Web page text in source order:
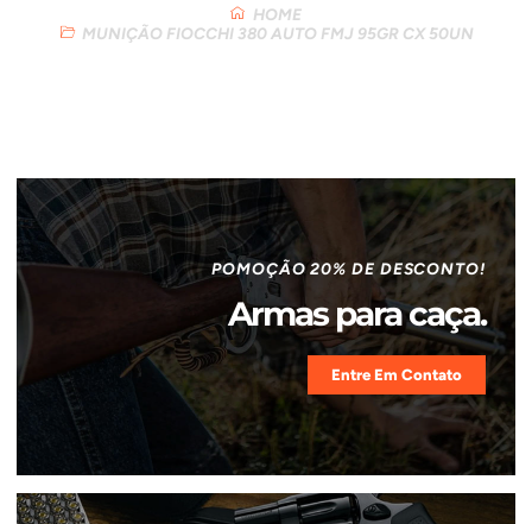
HOME
MUNIÇÃO FIOCCHI 380 AUTO FMJ 95GR CX 50UN
POMOÇÃO 20% DE DESCONTO!
Armas para caça.
Entre Em Contato